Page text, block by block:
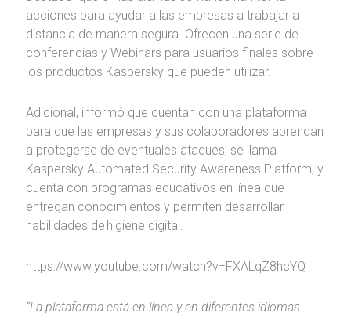
acciones para ayudar a las empresas a trabajar a
distancia de manera segura. Ofrecen una serie de
conferencias y Webinars para usuarios finales sobre
los productos Kaspersky que pueden utilizar.
Adicional, informó que cuentan con una plataforma
para que las empresas y sus colaboradores aprendan
a protegerse de eventuales ataques, se llama
Kaspersky Automated Security Awareness Platform, y
cuenta con programas educativos en línea que
entregan conocimientos y permiten desarrollar
habilidades de higiene digital.
https://www.youtube.com/watch?v=FXALqZ8hcYQ
“La plataforma está en línea y en diferentes idiomas.